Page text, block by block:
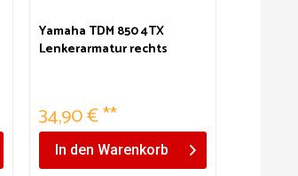
Yamaha TDM 850 4TX
Lenkerarmatur rechts
34,90 € **
In den Warenkorb